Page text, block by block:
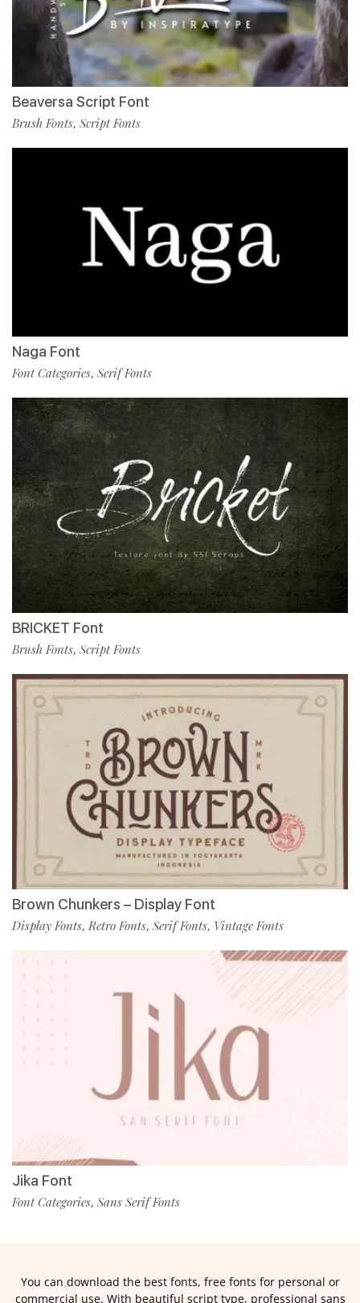
Beaversa Script Font
Brush Fonts, Script Fonts
Naga Font
Font Categories, Serif Fonts
BRICKET Font
Brush Fonts, Script Fonts
Brown Chunkers – Display Font
Display Fonts,Retro Fonts, Serif Fonts, Vintage Fonts
Jika Font
Font Categories, Sans Serif Fonts
You can download the best fonts, free fonts for personal or
commercial use. With beautiful script type, professional sans